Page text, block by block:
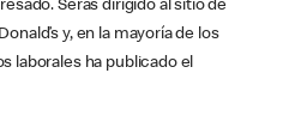
Serás dirigido al sitio de
y, en la mayoría de los
laborales ha publicado el